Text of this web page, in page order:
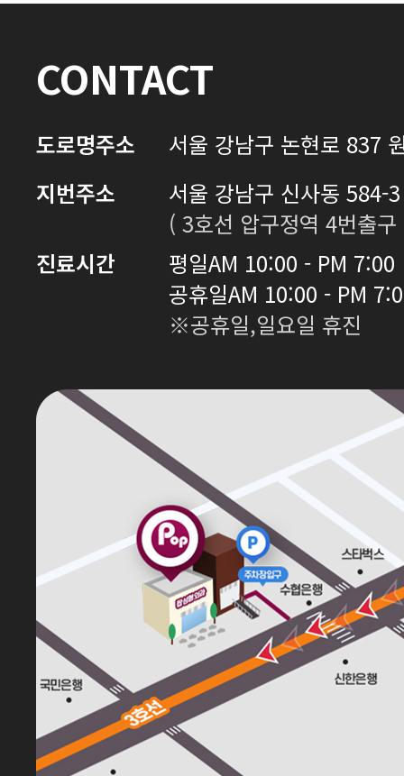
CONTACT
도로명주소
서울 강남구 논현로 837
지번주소
서울 강남구 신사동 584-
( 3호선 압구정역 4번출
진료시간
평일AM 10:00 - PM 7:00
공휴일AM 10:00 - PM
※공휴일,일요일 휴진